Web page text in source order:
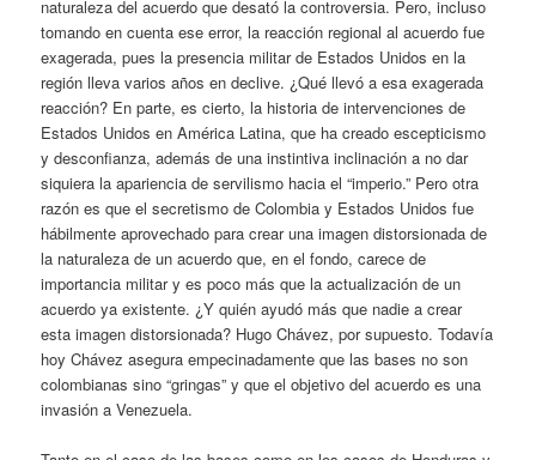
naturaleza del acuerdo que desató la controversia. Pero, incluso
tomando en cuenta ese error, la reacción regional al acuerdo fue
exagerada, pues la presencia militar de Estados Unidos en la
región lleva varios años en declive. ¿Qué llevó a esa exagerada
reacción? En parte, es cierto, la historia de intervenciones de
Estados Unidos en América Latina, que ha creado escepticismo
y desconfianza, además de una instintiva inclinación a no dar
siquiera la apariencia de servilismo hacia el “imperio.” Pero otra
razón es que el secretismo de Colombia y Estados Unidos fue
hábilmente aprovechado para crear una imagen distorsionada de
la naturaleza de un acuerdo que, en el fondo, carece de
importancia militar y es poco más que la actualización de un
acuerdo ya existente. ¿Y quién ayudó más que nadie a crear
esta imagen distorsionada? Hugo Chávez, por supuesto. Todavía
hoy Chávez asegura empecinadamente que las bases no son
colombianas sino “gringas” y que el objetivo del acuerdo es una
invasión a Venezuela.